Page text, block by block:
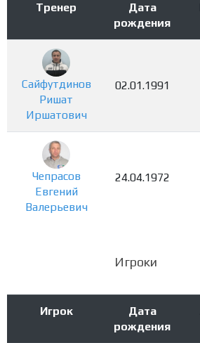
Тренер
Дата
рождения
Сайфутдинов
Ришат
Иршатович
02.01.1991
Чепрасов
Евгений
Валерьевич
24.04.1972
Игроки
Игрок
Дата
рождения